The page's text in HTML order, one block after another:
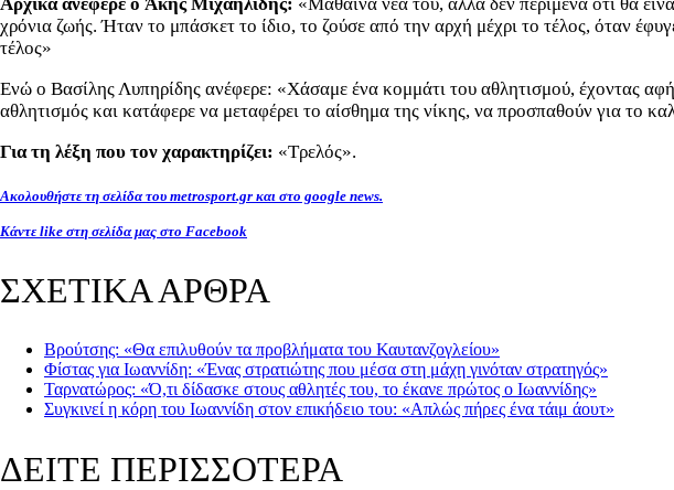
χρόνια ζωής. Ήταν το μπάσκετ το ίδιο, το ζούσε από την αρχή μέχρι το τέλος, όταν
τέλος»
Ενώ ο Βασίλης Λυπηρίδης ανέφερε: «Χάσαμε ένα κομμάτι του αθλητισμού, έχοντας
αθλητισμός και κατάφερε να μεταφέρει το αίσθημα της νίκης, να προσπαθούν για το
Για τη λέξη που τον χαρακτηρίζει: «Τρελός».
Ακολουθήστε τη σελίδα του metrosport.gr και στο google news.
Κάντε like στη σελίδα μας στο Facebook
ΣΧΕΤΙΚΑ ΑΡΘΡΑ
Βρούτσης: «Θα επιλυθούν τα προβλήματα του Καυτανζογλείου»
Φίστας για Ιωαννίδη: «Ένας στρατιώτης που μέσα στη μάχη γινόταν στρατηγός»
Ταρνατώρος: «Ό,τι δίδασκε στους αθλητές του, το έκανε πρώτος ο Ιωαννίδης»
Συγκινεί η κόρη του Ιωαννίδη στον επικήδειο του: «Απλώς πήρες ένα τάιμ άουτ»
ΔΕΙΤΕ ΠΕΡΙΣΣΟΤΕΡΑ